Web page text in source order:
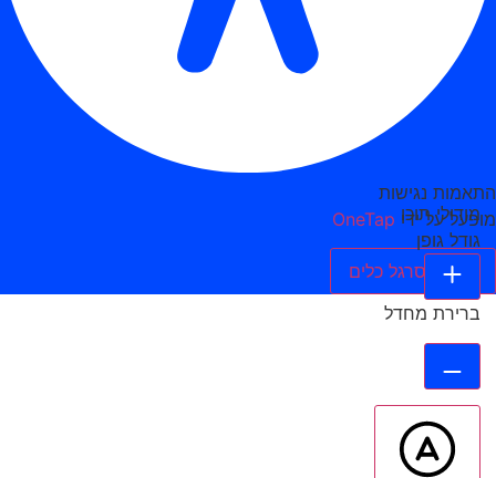
התאמות נגישות
מופעל על ידי OneTap
הסתר סרגל כלים
מודולי תוכן
גודל גופן
ברירת מחדל